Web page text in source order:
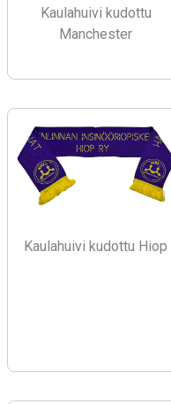
Kaulahuivi kudottu
Manchester
Kaulahuivi kudottu Hiop